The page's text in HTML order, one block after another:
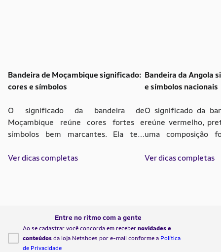
Bandeira de Moçambique significado:
cores e símbolos
O significado da bandeira de
Moçambique reúne cores fortes e
símbolos bem marcantes. Ela tem
amarela, separadas por linhas brancas,
solidariedade, educação, produção e
defesa histórica. Essa composição faz
da […]
Ver dicas completas
Bandeira da Angola
e símbolos nacionais
O significado da
reúne vermelho,
uma composição
horizontais, com
progresso, riqueza
Ver dicas completas
Entre no ritmo com a gente
Ao se cadastrar você concorda em receber novidades e
conteúdos da loja Netshoes por e-mail conforme a Política
de Privacidade